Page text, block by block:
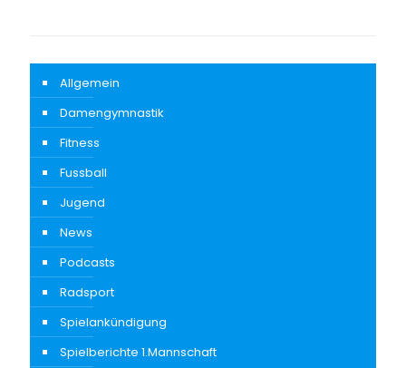
Allgemein
Damengymnastik
Fitness
Fussball
Jugend
News
Podcasts
Radsport
Spielankündigung
Spielberichte 1.Mannschaft